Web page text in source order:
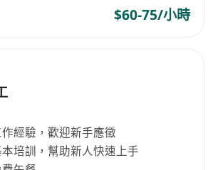
$60-75/小時
經驗，歡迎新手應徵
培訓，幫助新人快速上手